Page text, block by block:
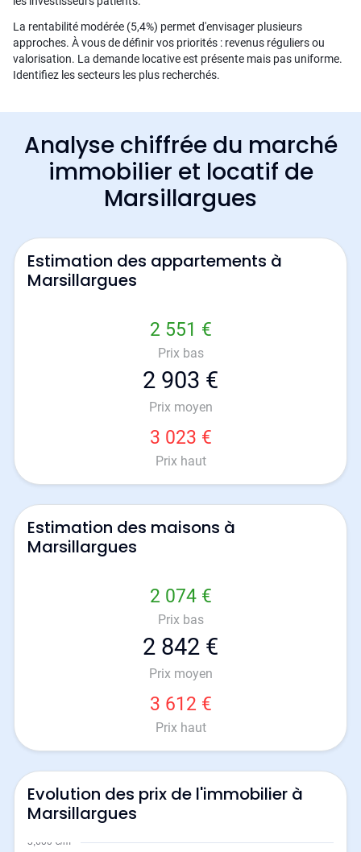
La rentabilité modérée (5,4%) permet d'envisager plusieurs
approches. À vous de définir vos priorités : revenus réguliers ou
valorisation. La demande locative est présente mais pas uniforme.
Identifiez les secteurs les plus recherchés.
Analyse chiffrée du marché
immobilier et locatif de
Marsillargues
Estimation des appartements à
Marsillargues
2 551 €
Prix bas
2 903 €
Prix moyen
3 023 €
Prix haut
Estimation des maisons à
Marsillargues
2 074 €
Prix bas
2 842 €
Prix moyen
3 612 €
Prix haut
Evolution des prix de l'immobilier à
Marsillargues